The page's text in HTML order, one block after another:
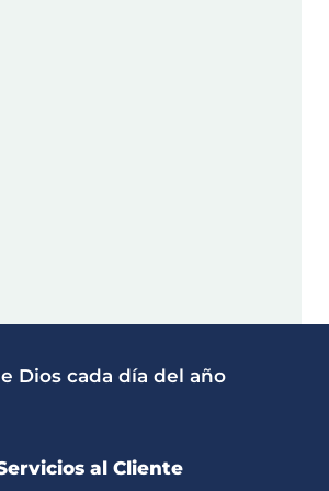
Dios cada día del año
al Cliente